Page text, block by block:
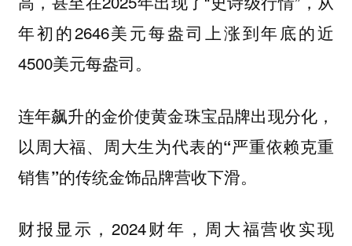
年初的2646美元每盎司上涨到年底的近
4500美元每盎司。
连年飙升的金价使黄金珠宝品牌出现分化，
以周大福、周大生为代表的“严重依赖克重
销售”的传统金饰品牌营收下滑。
财报显示，2024财年，周大福营收实现